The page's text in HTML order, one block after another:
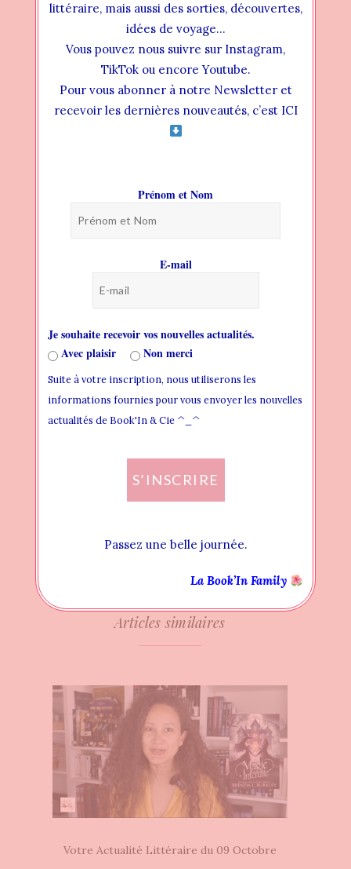
diffusée le mercredi à 18h25 sur
@TeleKreolOfficiel
: Dominique Beauté
: Vidéo non modifiée – Capcut –
Visuels des ouvrages non contractuels
: Mon Pop’up 974
fantastique poesie
votre actualité littéraire
0 LIKES
POST PRÉCÉDENT: VOTRE ACTUALITÉ
LITTÉRAIRE 29 MAI
LITTÉRAIRE 12 JUIN
Articles similaires
Votre Actualité Littéraire du 09 Octobre
littéraire, mais aussi des sorties, découvertes,
idées de voyage…
Vous pouvez nous suivre sur Instagram,
TikTok ou encore Youtube.
Pour vous abonner à notre Newsletter et
recevoir les dernières nouveautés, c’est ICI
Prénom et Nom
E-mail
Je souhaite recevoir vos nouvelles actualités.
Avec plaisir
Non merci
Suite à votre inscription, nous utiliserons les
informations fournies pour vous envoyer les nouvelles
actualités de Book'In & Cie ^_^
S’INSCRIRE
Passez une belle journée.
La Book’In Family